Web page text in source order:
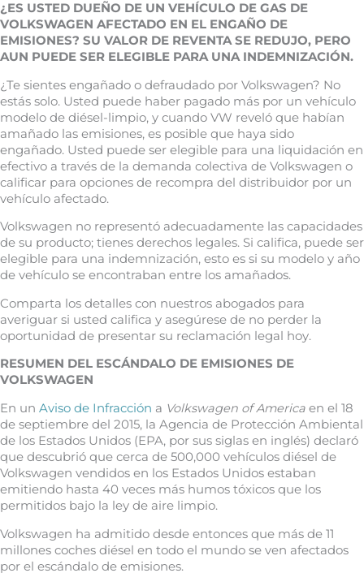
¿ES USTED DUEÑO DE UN VEHÍCULO DE GAS DE
VOLKSWAGEN AFECTADO EN EL ENGAÑO DE
EMISIONES? SU VALOR DE REVENTA SE REDUJO, PERO
AUN PUEDE SER ELEGIBLE PARA UNA INDEMNIZACIÓN.
¿Te sientes engañado o defraudado por Volkswagen? No
estás solo. Usted puede haber pagado más por un vehículo
modelo de diésel-limpio, y cuando VW reveló que habían
amañado las emisiones, es posible que haya sido
engañado. Usted puede ser elegible para una liquidación en
efectivo a través de la demanda colectiva de Volkswagen o
calificar para opciones de recompra del distribuidor por un
vehículo afectado.
Volkswagen no representó adecuadamente las capacidades
de su producto; tienes derechos legales. Si califica, puede ser
elegible para una indemnización, esto es si su modelo y año
de vehículo se encontraban entre los amañados.
Comparta los detalles con nuestros abogados para
averiguar si usted califica y asegúrese de no perder la
oportunidad de presentar su reclamación legal hoy.
RESUMEN DEL ESCÁNDALO DE EMISIONES DE
VOLKSWAGEN
En un Aviso de Infracción a Volkswagen of America en el 18
de septiembre del 2015, la Agencia de Protección Ambiental
de los Estados Unidos (EPA, por sus siglas en inglés) declaró
que descubrió que cerca de 500,000 vehículos diésel de
Volkswagen vendidos en los Estados Unidos estaban
emitiendo hasta 40 veces más humos tóxicos que los
permitidos bajo la ley de aire limpio.
Volkswagen ha admitido desde entonces que más de 11
millones coches diésel en todo el mundo se ven afectados
por el escándalo de emisiones.